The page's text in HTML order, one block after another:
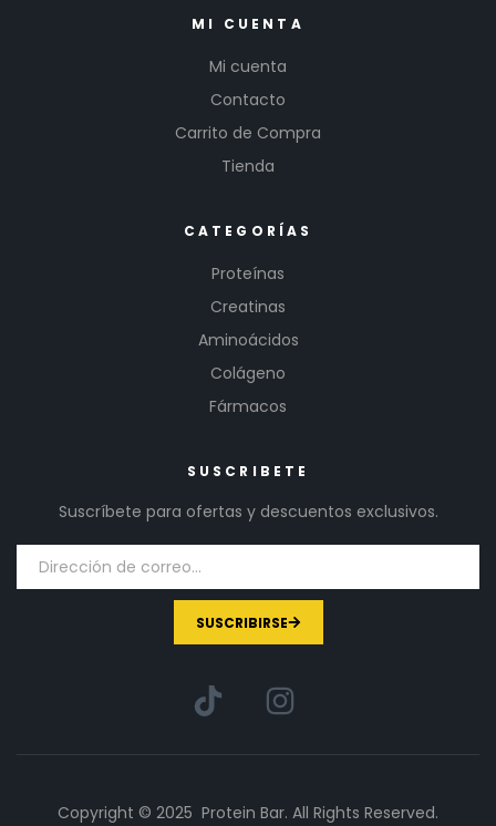
MI CUENTA
Mi cuenta
Contacto
Carrito de Compra
Tienda
CATEGORÍAS
Proteínas
Creatinas
Aminoácidos
Colágeno
Fármacos
SUSCRIBETE
Suscríbete para ofertas y descuentos exclusivos.
SUSCRIBIRSE
Copyright © 2025 Protein Bar. All Rights Reserved.